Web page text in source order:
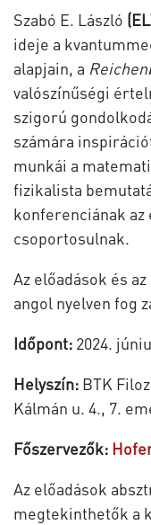
Szabó E. László
ideje a
alapjain, a
valószínűségi
szigorú
számára
munkái a
fizikalista
konferenciának az
csoportosulnak.
Az előadások és
angol nyelven fog
Időpont: 2024.
Helyszín: BTK
Kálmán u. 4., 7.
Főszervezők:
Az előadások
megtekinthetők a